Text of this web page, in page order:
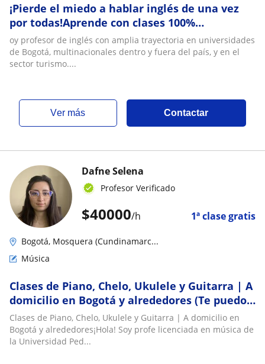
¡Pierde el miedo a hablar inglés de una vez
por todas!Aprende con clases 100%
conversacionales, dinámicas
oy profesor de inglés con amplia trayectoria en universidades
de Bogotá, multinacionales dentro y fuera del país, y en el
sector turismo....
ver más Contactar
$40000/h 1ª clase gratis
Dafne Selena
Profesor Verificado
Bogotá, Mosquera (Cundinamarc...
Música
Clases de Piano, Chelo, Ukulele y Guitarra | A
domicilio en Bogotá y alrededores (Te puedo
prestar chelo, guitarra o ukulele)
Clases de Piano, Chelo, Ukulele y Guitarra | A domicilio en
Bogotá y alrededores¡Hola! Soy profe licenciada en música de
la Universidad Ped...